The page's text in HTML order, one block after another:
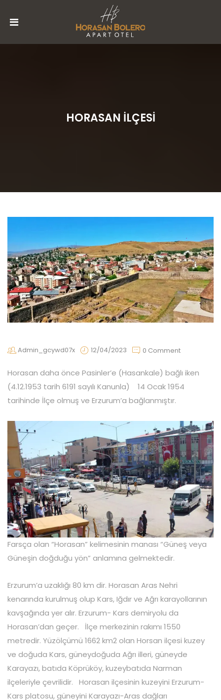
HORASAN İLÇESİ
Admin_gcywd07x 12/04/2023 0 Comment
Horasan daha önce Pasinler’e (Hasankale) bağlı iken
(4.12.1953 tarih 6191 sayılı Kanunla) 14 Ocak 1954
tarihinde İlçe olmuş ve Erzurum’a bağlanmıştır.
Farsça olan “Horasan” kelimesinin manası “Güneş veya
Güneşin doğduğu yön” anlamına gelmektedir.
Erzurum’a uzaklığı 80 km dir. Horasan Aras Nehri
kenarında kurulmuş olup Kars, Iğdır ve Ağrı karayollarının
kavşağında yer alır. Erzurum- Kars demiryolu da
Horasan’dan geçer. İlçe merkezinin rakımı 1550
metredir. Yüzölçümü 1662 km2 olan Horsan ilçesi kuzey
ve doğuda Kars, güneydoğuda Ağrı illeri, güneyde
Karayazı, batıda Köprüköy, kuzeybatıda Narman
ilçeleriyle çevrilidir. Horasan ilçesinin kuzeyini Erzurum-
Kars platosu, güneyini Karayazı-Aras dağları